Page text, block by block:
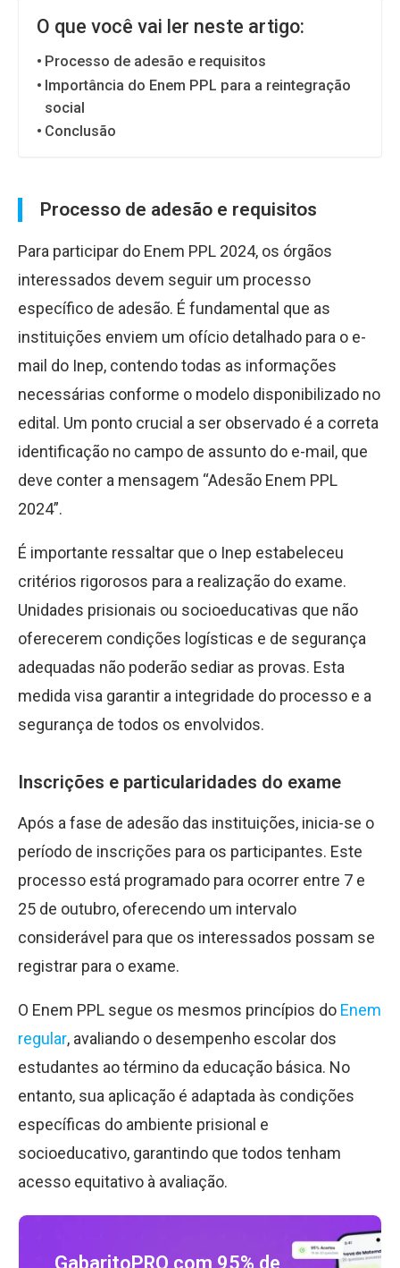
O que você vai ler neste artigo:
Processo de adesão e requisitos
Importância do Enem PPL para a reintegração
social
Conclusão
Processo de adesão e requisitos
Para participar do Enem PPL 2024, os órgãos
interessados devem seguir um processo
específico de adesão. É fundamental que as
instituições enviem um ofício detalhado para o e-
mail do Inep, contendo todas as informações
necessárias conforme o modelo disponibilizado no
edital. Um ponto crucial a ser observado é a correta
identificação no campo de assunto do e-mail, que
deve conter a mensagem “Adesão Enem PPL
2024”.
É importante ressaltar que o Inep estabeleceu
critérios rigorosos para a realização do exame.
Unidades prisionais ou socioeducativas que não
oferecerem condições logísticas e de segurança
adequadas não poderão sediar as provas. Esta
medida visa garantir a integridade do processo e a
segurança de todos os envolvidos.
Inscrições e particularidades do exame
Após a fase de adesão das instituições, inicia-se o
período de inscrições para os participantes. Este
processo está programado para ocorrer entre 7 e
25 de outubro, oferecendo um intervalo
considerável para que os interessados possam se
registrar para o exame.
O Enem PPL segue os mesmos princípios do Enem
regular, avaliando o desempenho escolar dos
estudantes ao término da educação básica. No
entanto, sua aplicação é adaptada às condições
específicas do ambiente prisional e
socioeducativo, garantindo que todos tenham
acesso equitativo à avaliação.
GabaritoPRO com 95% de